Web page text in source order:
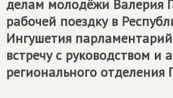
делам молодёжи Валерия
рабочей поездку в
Ингушетия
встречу с руководством и
регионального отделения